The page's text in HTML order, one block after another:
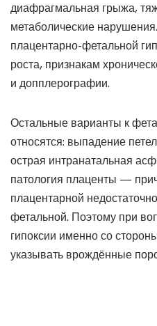
диафрагмальная грыжа,
метаболические
плацентарно-фетальной
роста, признакам
и допплерографии.
Остальные варианты к
относятся: выпадение
острая интранатальная
патология плаценты —
плацентарной
фетальной. Поэтому при
гипоксии именно со
указывать врождённые